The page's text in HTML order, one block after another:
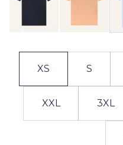
XS S
XXL 3XL